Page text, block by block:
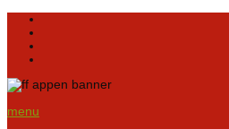
menu